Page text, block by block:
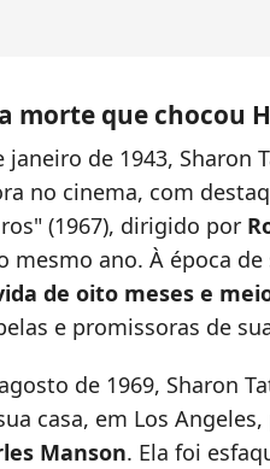
morte que chocou
janeiro de 1943, Sharon
no cinema, com
(1967), dirigido por
mesmo ano. À época
de oito meses e
e promissoras de
de 1969, Sharon
casa, em Los
Manson. Ela foi